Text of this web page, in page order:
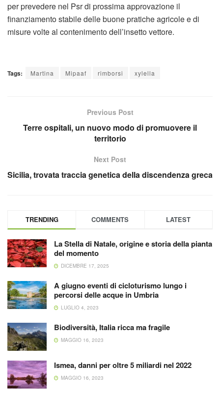
per prevedere nel Psr di prossima approvazione il
finanziamento stabile delle buone pratiche agricole e di
misure volte al contenimento dell’insetto vettore.
Tags: Martina Mipaaf rimborsi xylella
Previous Post
Terre ospitali, un nuovo modo di promuovere il
territorio
Next Post
Sicilia, trovata traccia genetica della discendenza greca
TRENDING COMMENTS LATEST
La Stella di Natale, origine e storia della pianta
del momento
DICEMBRE 17, 2025
A giugno eventi di cicloturismo lungo i
percorsi delle acque in Umbria
LUGLIO 4, 2023
Biodiversità, Italia ricca ma fragile
MAGGIO 16, 2023
Ismea, danni per oltre 5 miliardi nel 2022
MAGGIO 16, 2023